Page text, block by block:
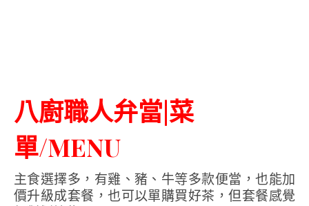
八廚職人弁當|菜
單/MENU
主食選擇多，有雞、豬、牛等多款便當，也能加
價升級成套餐，也可以單購買好茶，但套餐感覺